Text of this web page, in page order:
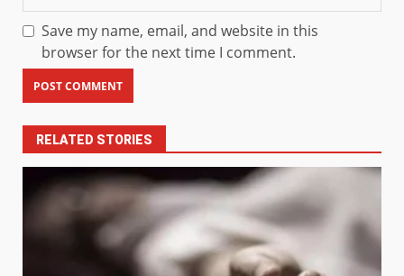
Save my name, email, and website in this
browser for the next time I comment.
RELATED STORIES